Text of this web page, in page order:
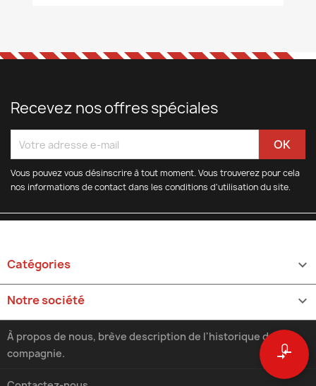
0
compare_arrows
Recevez nos offres spéciales
Vous pouvez vous désinscrire à tout moment. Vous trouverez pour cela
nos informations de contact dans les conditions d'utilisation du site.
Catégories 
Notre société 
À propos de nous, brève description de l'historique de la
compagnie.